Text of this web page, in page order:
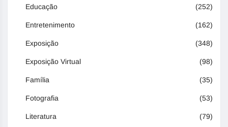
Educação (252)
Entretenimento (162)
Exposição (348)
Exposição Virtual (98)
Família (35)
Fotografia (53)
Literatura (79)